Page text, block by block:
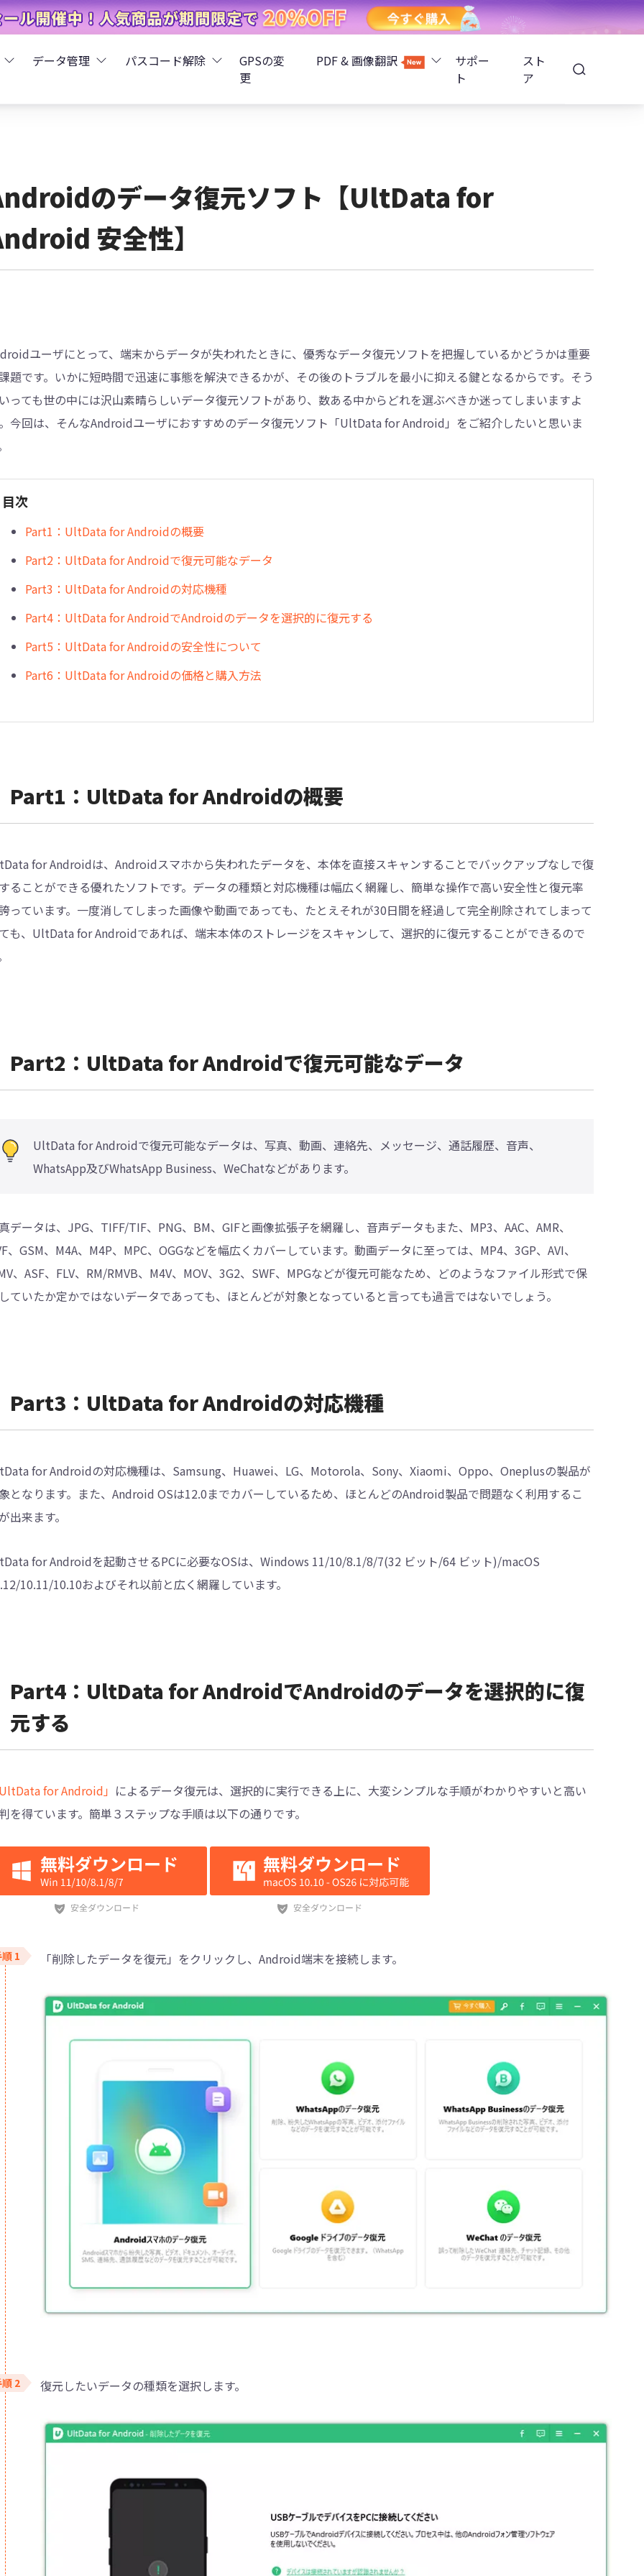
復元
復元
- iTunes不具合修復
Boot Genius
データ管理
iCareFone - AndroidとiOS間でデータ転送
iCareFone - WhatsAppデータ転送
4DDiG - 重複ファイル検索・削除
Tenorshare Cleamio - Mac重複ファイル検索・削除
パスコード解除
4MeKey - アクティベーションロック解除
4uKey - iOSパスワード管理
4uKey - Android画面ロック解除
GPSの変
更
PDF & 画像翻訳
サポー
ト
スト
ア
のデータ復元ソフト【UltData for
安全性】
ユーザにとって、端末からデータが失われたときに、優秀なデータ復元ソフトを把握しているかどうかは重要
題です。いかに短時間で迅速に事態を解決できるかが、その後のトラブルを最小に抑える鍵となるからです。そう
っても世の中には沢山素晴らしいデータ復元ソフトがあり、数ある中からどれを選ぶべきか迷ってしまいますよ
今回は、そんなAndroidユーザにおすすめのデータ復元ソフト「UltData for Android」をご紹介したいと思いま
目次
Part1：UltData for Androidの概要
Part2：UltData for Androidで復元可能なデータ
Part3：UltData for Androidの対応機種
Part4：UltData for AndroidでAndroidのデータを選択的に復元する
Part5：UltData for Androidの安全性について
Part6：UltData for Androidの価格と購入方法
Part1：UltData for Androidの概要
for Androidは、Androidスマホから失われたデータを、本体を直接スキャンすることでバックアップなしで復
ることができる優れたソフトです。データの種類と対応機種は幅広く網羅し、簡単な操作で高い安全性と復元率
っています。一度消してしまった画像や動画であっても、たとえそれが30日間を経過して完全削除されてしまって
も、UltData for Androidであれば、端末本体のストレージをスキャンして、選択的に復元することができるので
Part2：UltData for Androidで復元可能なデータ
UltData for Androidで復元可能なデータは、写真、動画、連絡先、メッセージ、通話履歴、音声、
WhatsApp及びWhatsApp Business、WeChatなどがあります。
データは、JPG、TIFF/TIF、PNG、BM、GIFと画像拡張子を網羅し、音声データもまた、MP3、AAC、AMR、
、GSM、M4A、M4P、MPC、OGGなどを幅広くカバーしています。動画データに至っては、MP4、3GP、AVI、
、ASF、FLV、RM/RMVB、M4V、MOV、3G2、SWF、MPGなどが復元可能なため、どのようなファイル形式で保
ていたか定かではないデータであっても、ほとんどが対象となっていると言っても過言ではないでしょう。
Part3：UltData for Androidの対応機種
for Androidの対応機種は、Samsung、Huawei、LG、Motorola、Sony、Xiaomi、Oppo、Oneplusの製品が
となります。また、Android OSは12.0までカバーしているため、ほとんどのAndroid製品で問題なく利用するこ
出来ます。
for Androidを起動させるPCに必要なOSは、Windows 11/10/8.1/8/7(32 ビット/64 ビット)/macOS
10.11/10.10およびそれ以前と広く網羅しています。
Part4：UltData for AndroidでAndroidのデータを選択的に復
元する
for Android」 によるデータ復元は、選択的に実行できる上に、大変シンプルな手順がわかりやすいと高い
を得ています。簡単３ステップな手順は以下の通りです。
「削除したデータを復元」をクリックし、Android端末を接続します。
復元したいデータの種類を選択します。